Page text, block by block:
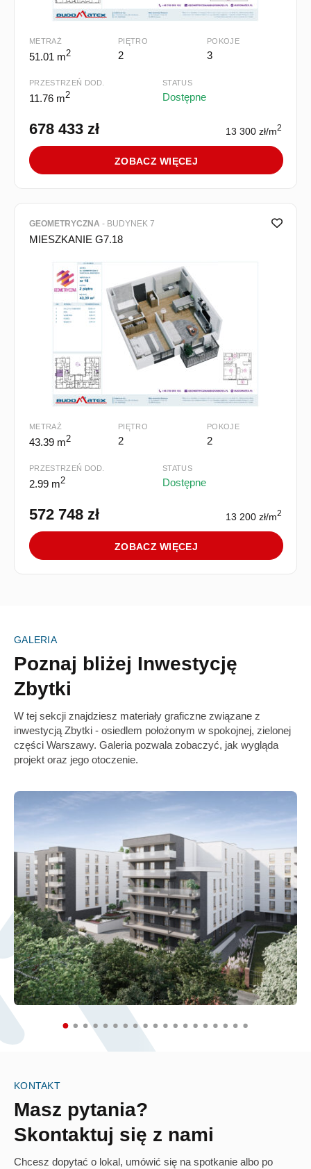
METRAŻ
51.01 m2
PIĘTRO
2
POKOJE
3
PRZESTRZEŃ DOD.
11.76 m2
STATUS
Dostępne
678 433 zł 13 300 zł/m2
ZOBACZ WIĘCEJ
GEOMETRYCZNA - BUDYNEK 7
MIESZKANIE G7.18
METRAŻ
43.39 m2
PIĘTRO
2
POKOJE
2
PRZESTRZEŃ DOD.
2.99 m2
STATUS
Dostępne
572 748 zł 13 200 zł/m2
ZOBACZ WIĘCEJ
GALERIA
Poznaj bliżej Inwestycję
Zbytki
W tej sekcji znajdziesz materiały graficzne związane z
inwestycją Zbytki - osiedlem położonym w spokojnej, zielonej
części Warszawy. Galeria pozwala zobaczyć, jak wygląda
projekt oraz jego otoczenie.
KONTAKT
Masz pytania?
Skontaktuj się z nami
Chcesz dopytać o lokal, umówić się na spotkanie albo po